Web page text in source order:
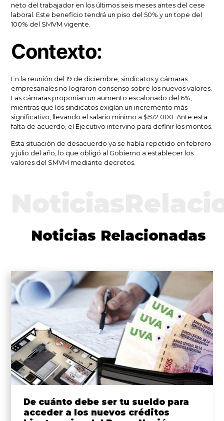
neto del trabajador en los últimos seis meses antes del cese
laboral. Este beneficio tendrá un piso del50% y un tope del
100% del SMVM vigente.
Contexto:
En la reunión del 19 de diciembre, sindicatos y cámaras
empresariales no lograron consenso sobre los nuevos valores.
Las cámaras proponían un aumento escalonado del 6%,
mientras que los sindicatos exigían un incremento más
significativo, llevando el salario mínimo a $572.000. Ante esta
falta de acuerdo, el Ejecutivo intervino para definir los montos.
Esta situación de desacuerdo ya se había repetido en febrero
y julio del año, lo que obligó al Gobierno a establecer los
valores del SMVM mediante decretos.
Noticias Relacionadas
De cuánto debe ser tu sueldo para
acceder a los nuevos créditos